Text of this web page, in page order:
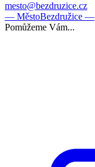
mesto@bezdruzice.cz
— MěstoBezdružice —
Pomůžeme Vám...